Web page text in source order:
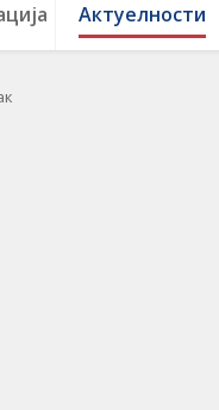
Актуелности